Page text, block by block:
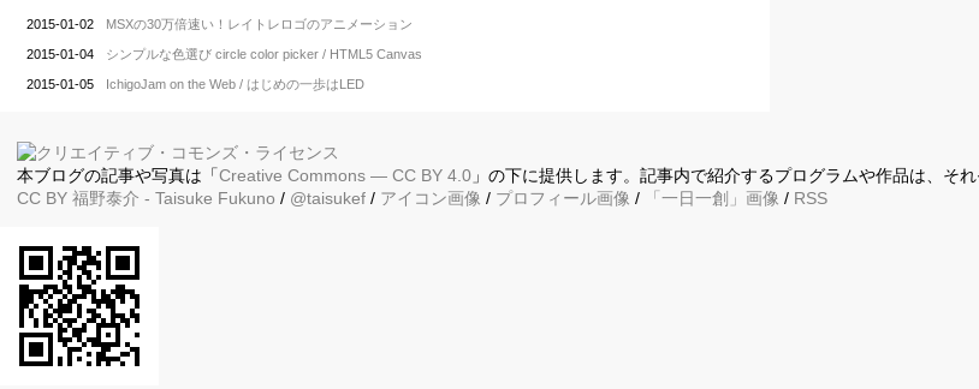
2015-01-02 MSXの30万倍速い！レイトレロゴのアニメーション
2015-01-04 シンプルな色選び circle color picker / HTML5 Canvas
2015-01-05 IchigoJam on the Web / はじめの一歩はLED
本ブログの記事や写真は「Creative Commons — CC BY 4.0 」の下に提供します。記事内で紹介するプログラムや作品は、そ
CC BY 福野泰介 - Taisuke Fukuno / @taisukef / アイコン画像 / プロフィール画像 / 「一日一創」画像 / RSS